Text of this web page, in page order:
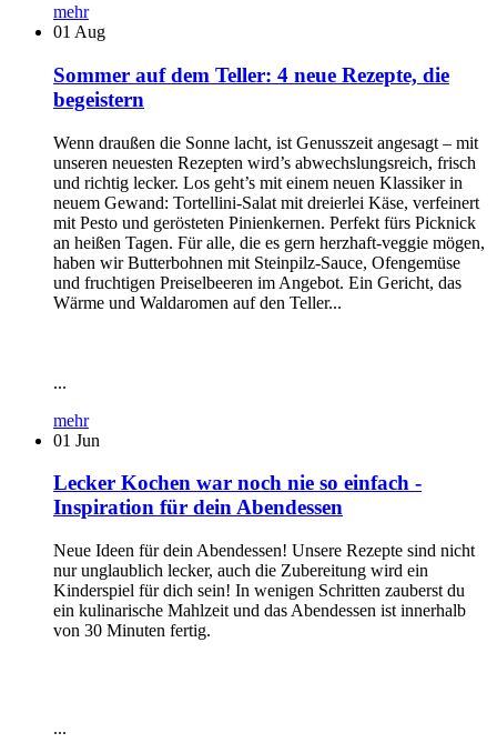
mehr
01 Aug
Sommer auf dem Teller: 4 neue Rezepte, die
begeistern
Wenn draußen die Sonne lacht, ist Genusszeit angesagt – mit
unseren neuesten Rezepten wird’s abwechslungsreich, frisch
und richtig lecker. Los geht’s mit einem neuen Klassiker in
neuem Gewand: Tortellini-Salat mit dreierlei Käse, verfeinert
mit Pesto und gerösteten Pinienkernen. Perfekt fürs Picknick
an heißen Tagen. Für alle, die es gern herzhaft-veggie mögen,
haben wir Butterbohnen mit Steinpilz-Sauce, Ofengemüse
und fruchtigen Preiselbeeren im Angebot. Ein Gericht, das
Wärme und Waldaromen auf den Teller...
...
mehr
01 Jun
Lecker Kochen war noch nie so einfach -
Inspiration für dein Abendessen
Neue Ideen für dein Abendessen! Unsere Rezepte sind nicht
nur unglaublich lecker, auch die Zubereitung wird ein
Kinderspiel für dich sein! In wenigen Schritten zauberst du
ein kulinarische Mahlzeit und das Abendessen ist innerhalb
von 30 Minuten fertig.
...